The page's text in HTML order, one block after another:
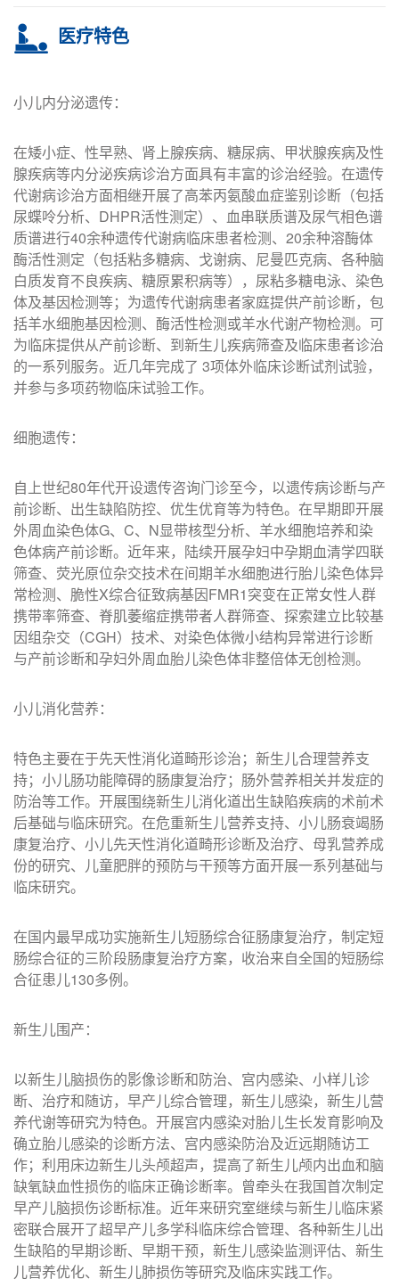
医疗特色
小儿内分泌遗传：
在矮小症、性早熟、肾上腺疾病、糖尿病、甲状腺疾病及性
腺疾病等内分泌疾病诊治方面具有丰富的诊治经验。在遗传
代谢病诊治方面相继开展了高苯丙氨酸血症鉴别诊断（包括
尿蝶呤分析、DHPR活性测定）、血串联质谱及尿气相色谱
质谱进行40余种遗传代谢病临床患者检测、20余种溶酶体
酶活性测定（包括粘多糖病、戈谢病、尼曼匹克病、各种脑
白质发育不良疾病、糖原累积病等），尿粘多糖电泳、染色
体及基因检测等；为遗传代谢病患者家庭提供产前诊断，包
括羊水细胞基因检测、酶活性检测或羊水代谢产物检测。可
为临床提供从产前诊断、到新生儿疾病筛查及临床患者诊治
的一系列服务。近几年完成了 3项体外临床诊断试剂试验，
并参与多项药物临床试验工作。
细胞遗传：
自上世纪80年代开设遗传咨询门诊至今，以遗传病诊断与产
前诊断、出生缺陷防控、优生优育等为特色。在早期即开展
外周血染色体G、C、N显带核型分析、羊水细胞培养和染
色体病产前诊断。近年来，陆续开展孕妇中孕期血清学四联
筛查、荧光原位杂交技术在间期羊水细胞进行胎儿染色体异
常检测、脆性X综合征致病基因FMR1突变在正常女性人群
携带率筛查、脊肌萎缩症携带者人群筛查、探索建立比较基
因组杂交（CGH）技术、对染色体微小结构异常进行诊断
与产前诊断和孕妇外周血胎儿染色体非整倍体无创检测。
小儿消化营养：
特色主要在于先天性消化道畸形诊治；新生儿合理营养支
持；小儿肠功能障碍的肠康复治疗；肠外营养相关并发症的
防治等工作。开展围绕新生儿消化道出生缺陷疾病的术前术
后基础与临床研究。在危重新生儿营养支持、小儿肠衰竭肠
康复治疗、小儿先天性消化道畸形诊断及治疗、母乳营养成
份的研究、儿童肥胖的预防与干预等方面开展一系列基础与
临床研究。
在国内最早成功实施新生儿短肠综合征肠康复治疗，制定短
肠综合征的三阶段肠康复治疗方案，收治来自全国的短肠综
合征患儿130多例。
新生儿围产：
以新生儿脑损伤的影像诊断和防治、宫内感染、小样儿诊
断、治疗和随访，早产儿综合管理，新生儿感染，新生儿营
养代谢等研究为特色。开展宫内感染对胎儿生长发育影响及
确立胎儿感染的诊断方法、宫内感染防治及近远期随访工
作；利用床边新生儿头颅超声，提高了新生儿颅内出血和脑
缺氧缺血性损伤的临床正确诊断率。曾牵头在我国首次制定
早产儿脑损伤诊断标准。近年来研究室继续与新生儿临床紧
密联合展开了超早产儿多学科临床综合管理、各种新生儿出
生缺陷的早期诊断、早期干预，新生儿感染监测评估、新生
儿营养优化、新生儿肺损伤等研究及临床实践工作。